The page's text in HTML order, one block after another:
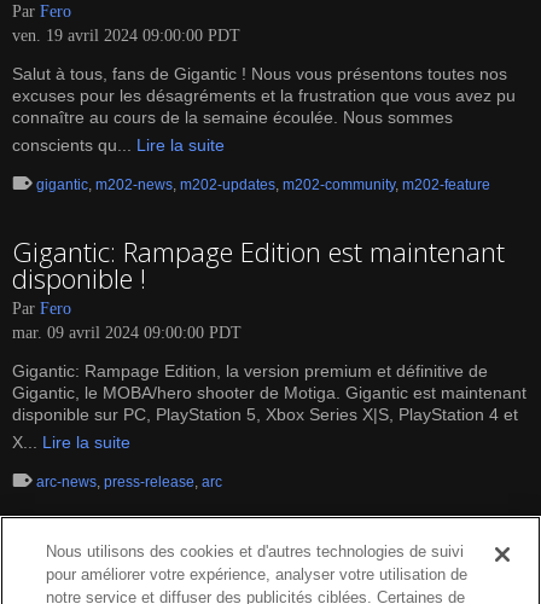
Par Fero
ven. 19 avril 2024 09:00:00 PDT
Salut à tous, fans de Gigantic ! Nous vous présentons toutes nos
excuses pour les désagréments et la frustration que vous avez pu
connaître au cours de la semaine écoulée. Nous sommes
conscients qu... Lire la suite
gigantic, m202-news, m202-updates, m202-community, m202-feature
Gigantic: Rampage Edition est maintenant
disponible !
Par Fero
mar. 09 avril 2024 09:00:00 PDT
Gigantic: Rampage Edition, la version premium et définitive de
Gigantic, le MOBA/hero shooter de Motiga. Gigantic est maintenant
disponible sur PC, PlayStation 5, Xbox Series X|S, PlayStation 4 et
X... Lire la suite
arc-news, press-release, arc
Nous utilisons des cookies et d'autres technologies de suivi
pour améliorer votre expérience, analyser votre utilisation de
notre service et diffuser des publicités ciblées. Certaines de